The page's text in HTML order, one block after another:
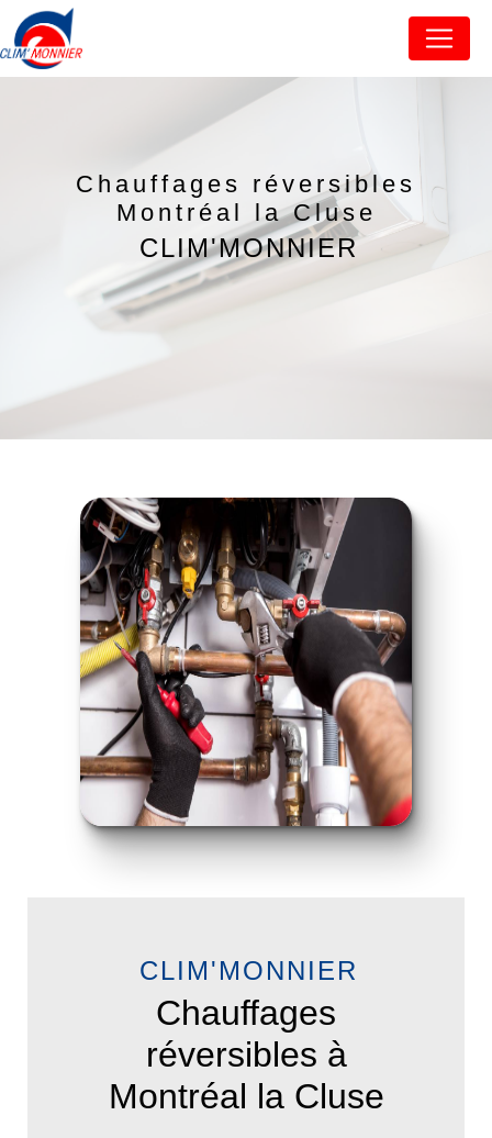
Chauffages réversibles
Montréal la Cluse
CLIM'MONNIER
CLIM'MONNIER
Chauffages
réversibles à
Montréal la Cluse
Panneau de gestion des cookies